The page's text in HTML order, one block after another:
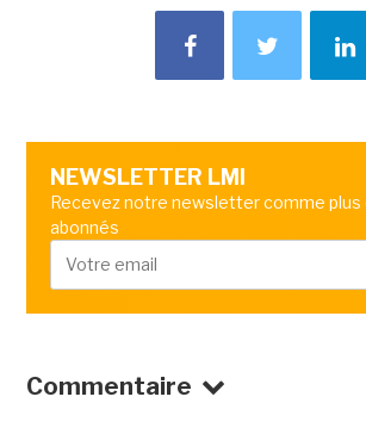
NEWSLETTER LMI
Recevez notre newsletter comme
abonnés
Commentaire